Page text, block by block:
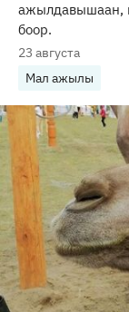
ажылдавышаан,
боор.
23 августа
Мал ажылы